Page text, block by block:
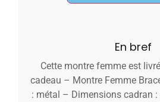
En bref
Cette montre femme est
cadeau – Montre Femme
: métal – Dimensions cadran